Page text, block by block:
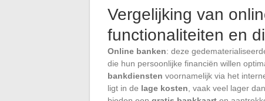
Vergelijking van
functionaliteiten en
Online banken: deze
die hun persoonlijke financiën willen
bankdiensten voornamelijk via het
ligt in de lage kosten , vaak veel lager